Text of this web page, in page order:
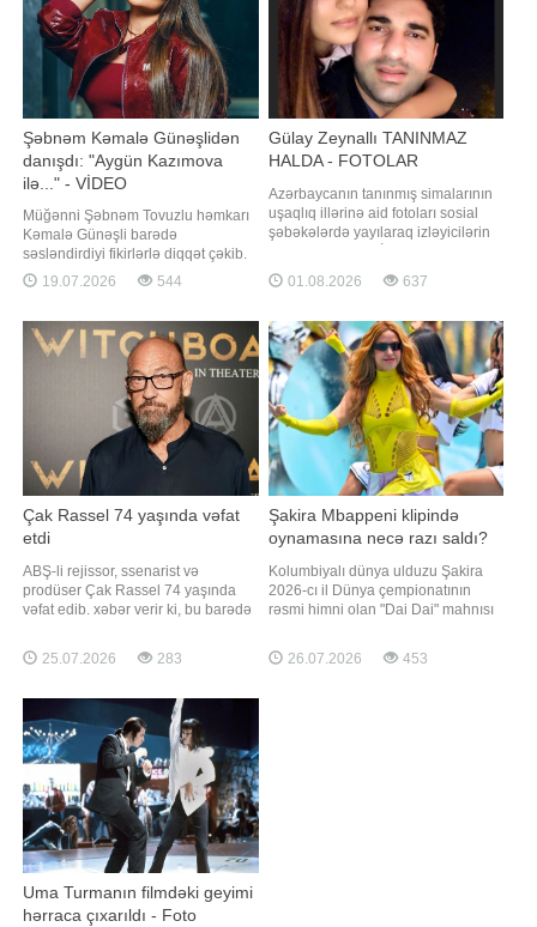
Şəbnəm Kəmalə Günəşlidən
danışdı: "Aygün Kazımova
ilə..." - VİDEO
Müğənni Şəbnəm Tovuzlu həmkarı
Kəmalə Günəşli barədə
səsləndirdiyi fikirlərlə diqqət çəkib.
Sənətçi "Yalçınla bir gün" verilişində
bildirib ki, hazırda trend
Kəmalə Günəşli ön sıralarda yer
alırlar. Onun sözlərinə görə, bu
nəticə Kəmalənin uzun illər
19.07.2026 544
Gülay Zeynallı TANINMAZ
HALDA - FOTOLAR
Azərbaycanın tanınmış simalarının
uşaqlıq illərinə aid fotoları sosial
şəbəkələrdə yayılaraq izləyicilərin
xəbər verir ki, paylaşılan arxiv
şəkillərində məşhur müğənnilər,
də digər sənət nümayəndələrinin
illər əvvəl çəkilmi
01.08.2026 637
Çak Rassel 74 yaşında vəfat
etdi
ABŞ-li rejissor, ssenarist və
prodüser Çak Rassel 74 yaşında
vəfat edib. xəbər verir ki, bu barədə
bildiriblər. Kinematoqrafçının ölüm
səbəbi hələlik məlum deyil. Qeyd
da ABŞ-nin İllinoys ştatında anadan
olub. Rassel rejissorluq karyerasın
25.07.2026 283
Şakira Mbappeni klipində
oynamasına necə razı saldı?
Kolumbiyalı dünya ulduzu Şakira
2026-cı il Dünya çempionatının
rəsmi himni olan "Dai Dai" mahnısı
birinə çevrilib. xarici mediaya
istinadən xəbər verir ki, mahnının
26.07.2026 453
Uma Turmanın filmdəki geyimi
hərraca çıxarıldı - Foto